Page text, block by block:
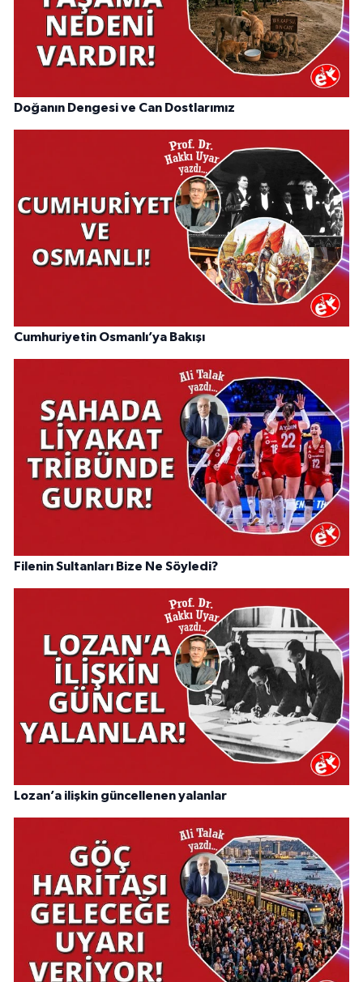
Doğanın Dengesi ve Can Dostlarımız
Cumhuriyetin Osmanlı’ya Bakışı
Filenin Sultanları Bize Ne Söyledi?
Lozan’a ilişkin güncellenen yalanlar